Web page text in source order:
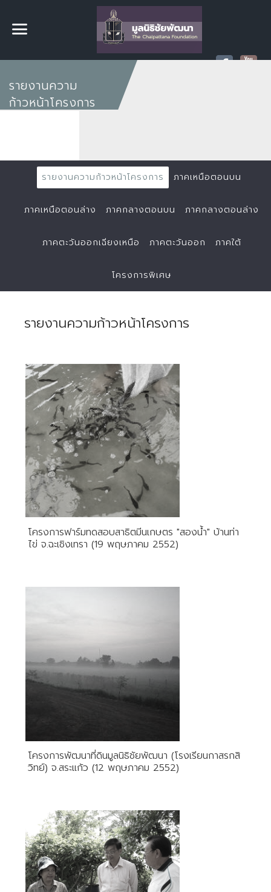
รายงานความ
ก้าวหน้าโครงการ
รายงานความก้าวหน้าโครงการ ภาคเหนือตอนบน
ภาคเหนือตอนล่าง ภาคกลางตอนบน ภาคกลางตอนล่าง
ภาคตะวันออกเฉียงเหนือ ภาคตะวันออก ภาคใต้
โครงการพิเศษ
รายงานความก้าวหน้าโครงการ
โครงการฟาร์มทดสอบสาธิตมีนเกษตร "สองน้ำ" บ้านท่า
ไข่ จ.ฉะเชิงเทรา (19 พฤษภาคม 2552)
โครงการพัฒนาที่ดินมูลนิธิชัยพัฒนา (โรงเรียนกาสรกสิ
วิทย์) จ.สระแก้ว (12 พฤษภาคม 2552)